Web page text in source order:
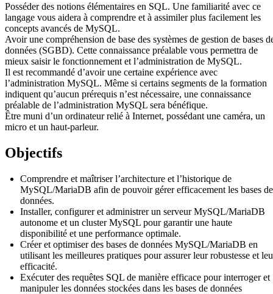
Posséder des notions élémentaires en SQL. Une familiarité avec ce
langage vous aidera à comprendre et à assimiler plus facilement les
concepts avancés de MySQL.
Avoir une compréhension de base des systèmes de gestion de bases
données (SGBD). Cette connaissance préalable vous permettra de
mieux saisir le fonctionnement et l’administration de MySQL.
Il est recommandé d’avoir une certaine expérience avec
l’administration MySQL. Même si certains segments de la formation
indiquent qu’aucun prérequis n’est nécessaire, une connaissance
préalable de l’administration MySQL sera bénéfique.
Être muni d’un ordinateur relié à Internet, possédant une caméra, un
micro et un haut-parleur.
Objectifs
Comprendre et maîtriser l’architecture et l’historique de
MySQL/MariaDB afin de pouvoir gérer efficacement les bases de
données.
Installer, configurer et administrer un serveur MySQL/MariaDB
autonome et un cluster MySQL pour garantir une haute
disponibilité et une performance optimale.
Créer et optimiser des bases de données MySQL/MariaDB en
utilisant les meilleures pratiques pour assurer leur robustesse et
efficacité.
Exécuter des requêtes SQL de manière efficace pour interroger et
manipuler les données stockées dans les bases de données